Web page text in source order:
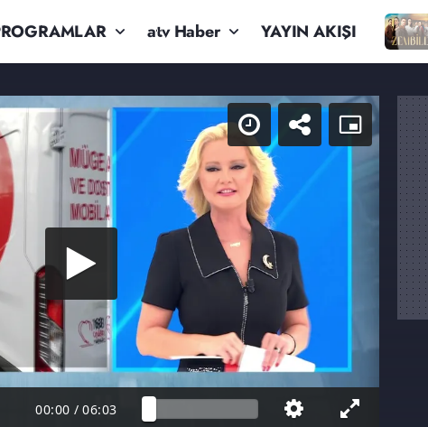
atv Haber YAYIN AKIŞI
00:00 / 06:03